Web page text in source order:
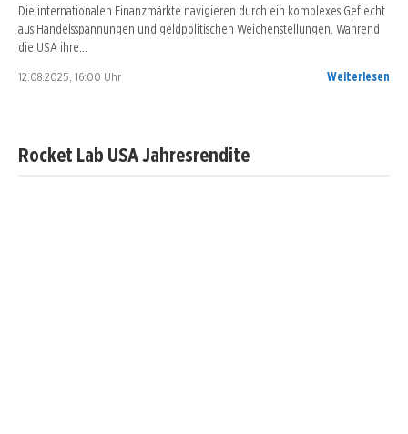
Die internationalen Finanzmärkte navigieren durch ein komplexes Geflecht
aus Handelsspannungen und geldpolitischen Weichenstellungen. Während
die USA ihre…
12.08.2025, 16:00 Uhr Weiterlesen
Rocket Lab USA Jahresrendite